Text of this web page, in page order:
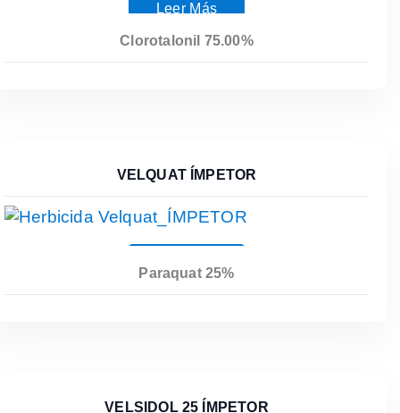
Leer Más
Clorotalonil 75.00%
VELQUAT ÍMPETOR
Leer Más
Paraquat 25%
VELSIDOL 25 ÍMPETOR